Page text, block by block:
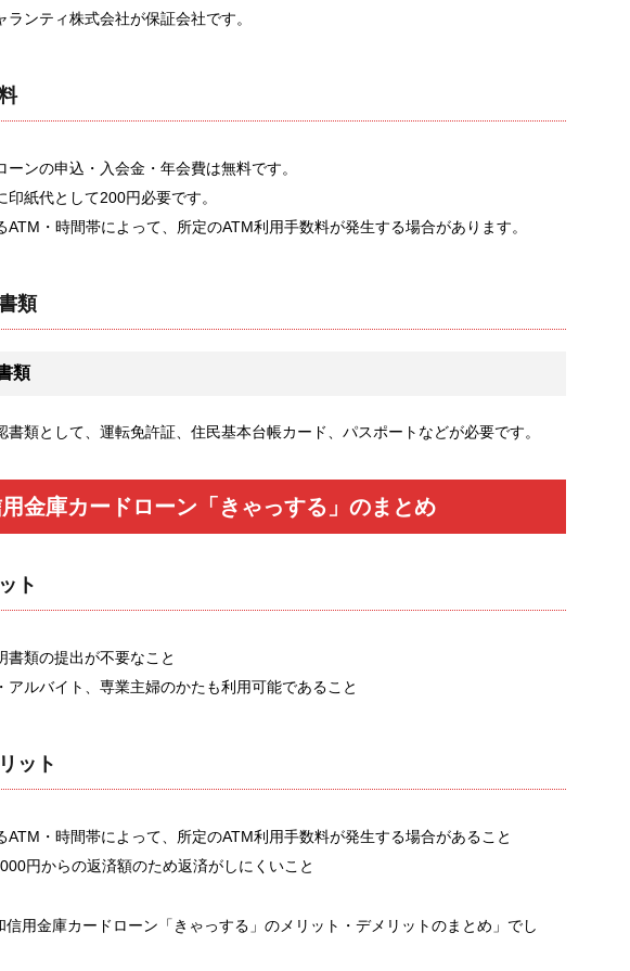
ランティ株式会社が保証会社です。
ーンの申込・入会金・年会費は無料です。
印紙代として200円必要です。
ATM・時間帯によって、所定のATM利用手数料が発生する場合があります。
類
類
書類として、運転免許証、住民基本台帳カード、パスポートなどが必要です。
金庫カードローン「きゃっする」のまとめ
ト
書類の提出が不要なこと
アルバイト、専業主婦のかたも利用可能であること
ット
ATM・時間帯によって、所定のATM利用手数料が発生する場合があること
円からの返済額のため返済がしにくいこと
信用金庫カードローン「きゃっする」のメリット・デメリットのまとめ」でし